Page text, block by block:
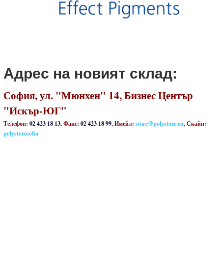
Адрес на новият склад:
София, ул. "Мюнхен" 14, Бизнес Център
"Искър-ЮГ"
Телефон: 02 423 18 13, Факс: 02 423 18 99, Имейл: store@polystore.eu, Скайп:
polystoresofia